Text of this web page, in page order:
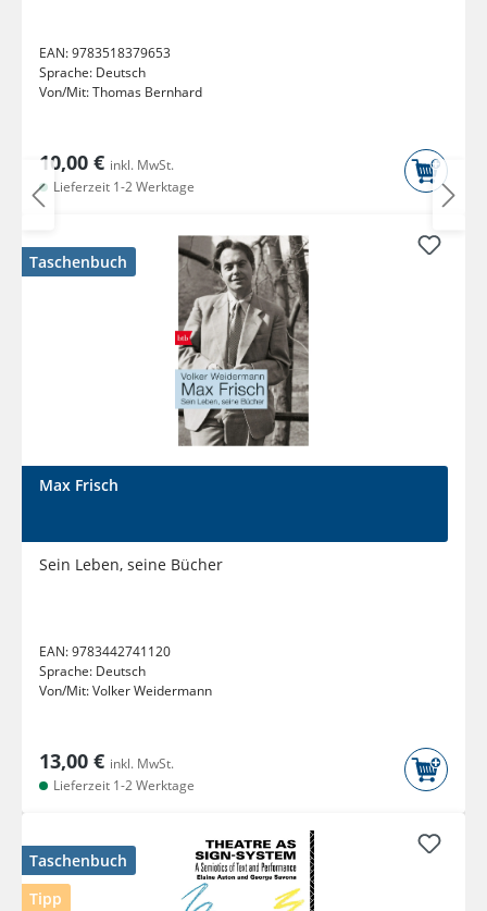
EAN:9783518379653
Sprache: Deutsch
Von/Mit:Thomas Bernhard
10,00 € inkl. MwSt.
Lieferzeit 1-2 Werktage
Taschenbuch
Max Frisch
Sein Leben, seine Bücher
EAN:9783442741120
Sprache: Deutsch
Von/Mit:Volker Weidermann
13,00 € inkl. MwSt.
Lieferzeit 1-2 Werktage
Taschenbuch
Tipp